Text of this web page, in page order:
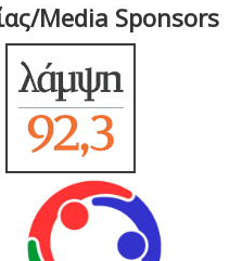
Media Sponsors